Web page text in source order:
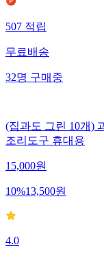
507적립
무료배송
32명구매중
(집과도 그린 10개)
조리도구 휴대용
15,000원
10%13,500원
4.0